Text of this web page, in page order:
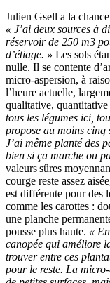
Julien Gsell a la
« J’ai deux sources à
réservoir de 250 m3
d’étiage. » Les sols
nulle. Il se contente
micro-aspersion, à
l’heure actuelle,
qualitative,
tous les légumes ici,
propose au moins cinq
J’ai même planté des
bien si ça marche ou
valeurs sûres
courge reste assez
est différente pour des
comme les carottes :
une planche
pousse plus haute. «
canopée qui améliore
trouver entre ces
pour le reste. La